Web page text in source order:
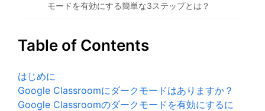
モードを有効にする簡単な3ステップとは？
Table of Contents
はじめに
Google Classroomにダークモードはありますか？
Google Classroomのダークモードを有効にするに